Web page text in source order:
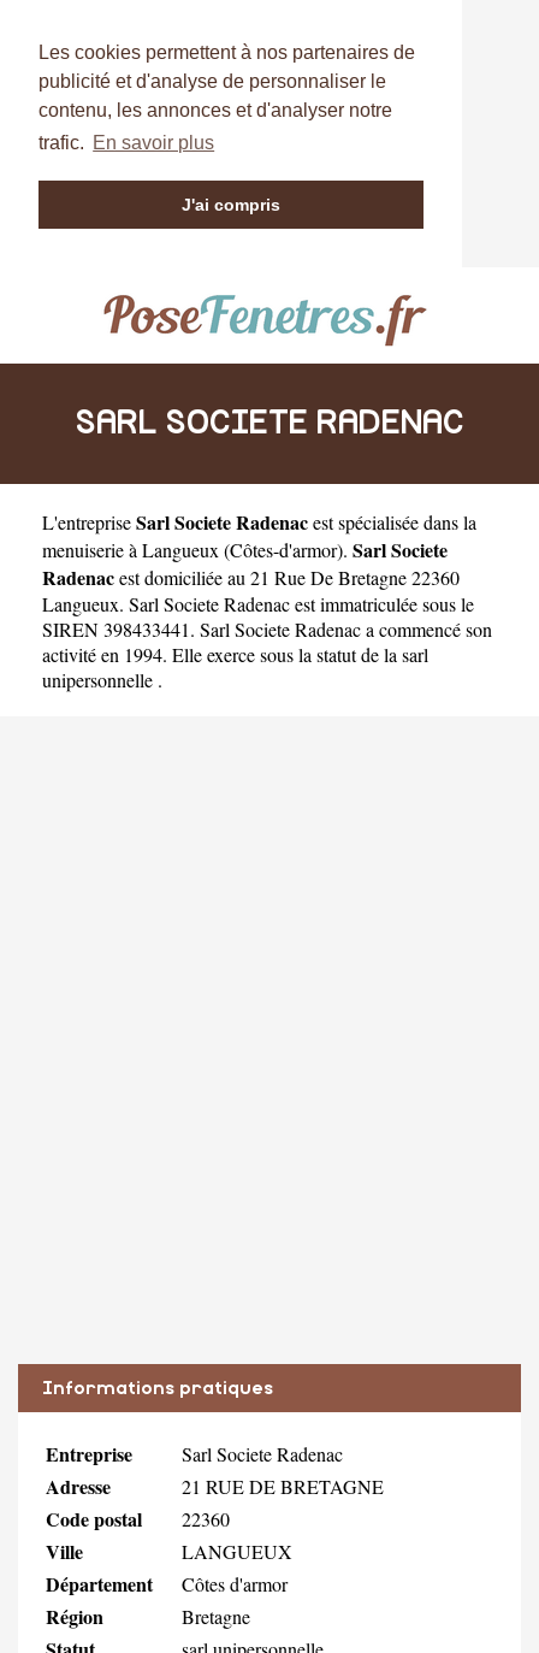
Les cookies permettent à nos partenaires de
publicité et d'analyse de personnaliser le
contenu, les annonces et d'analyser notre
trafic. En savoir plus
J'ai compris
SARL SOCIETE RADENAC
L'entrepriseSarl Societe Radenacestspécialisée dans la
menuiserie à Langueux (Côtes-d'armor). Sarl Societe
Radenacest domiciliée au 21 Rue De Bretagne 22360
Langueux. Sarl Societe Radenac est immatriculée sous le
SIREN 398433441. Sarl Societe Radenac a commencé son
activité en 1994. Elle exerce sous la statut de la sarl
unipersonnelle .
Informations pratiques
Entreprise Sarl Societe Radenac
Adresse 21 RUE DE BRETAGNE
Code postal 22360
Ville LANGUEUX
Département Côtes d'armor
Région Bretagne